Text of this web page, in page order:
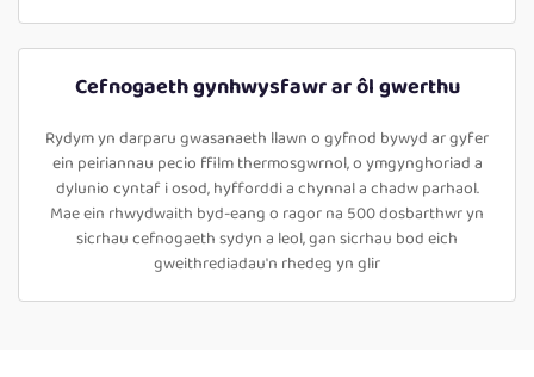
Cefnogaeth gynhwysfawr ar ôl gwerthu
Rydym yn darparu gwasanaeth llawn o gyfnod bywyd ar gyfer
ein peiriannau pecio ffilm thermosgwrnol, o ymgynghoriad a
dylunio cyntaf i osod, hyfforddi a chynnal a chadw parhaol.
Mae ein rhwydwaith byd-eang o ragor na 500 dosbarthwr yn
sicrhau cefnogaeth sydyn a leol, gan sicrhau bod eich
gweithrediadau'n rhedeg yn glir